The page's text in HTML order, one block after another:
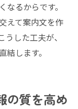
るからです。
えて案内文を作
した工夫が、
します。
の質を高め